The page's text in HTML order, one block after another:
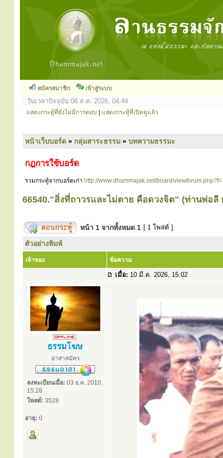
สมัครสมาชิก เข้าสู่ระบบ
วันเวลาปัจจุบัน 08 ส.ค. 2026, 04:44
แสดงกระทู้ที่ยังไม่มีการตอบ แสดงกระทู้ที่เปิดดูแล้ว
หน้าเว็บบอร์ด » กลุ่มสาระธรรม » บทความธรรมะ
กฎการใช้บอร์ด
รวมกระทู้จากบอร์ดเก่า http://www.dhammajak.net/board/
66540."สิ่งที่ถาวรและไม่ตาย คือดวงจิต" (ท่านพ่อลี
หน้า 1 จากทั้งหมด 1 [ 1 โพสต์ ]
ตัวอย่างพิมพ์
เจ้าของ ข้อความ
เมื่อ: 10 มี.ค. 2026, 15:02
ธรรมโฆษ
อาสาสมัคร
ลงทะเบียนเมื่อ: 03 ธ.ค. 2010,
15:28
โพสต์: 3528
อายุ: 0